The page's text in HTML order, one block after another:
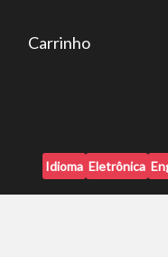
Carrinho
Idioma Eletrônica